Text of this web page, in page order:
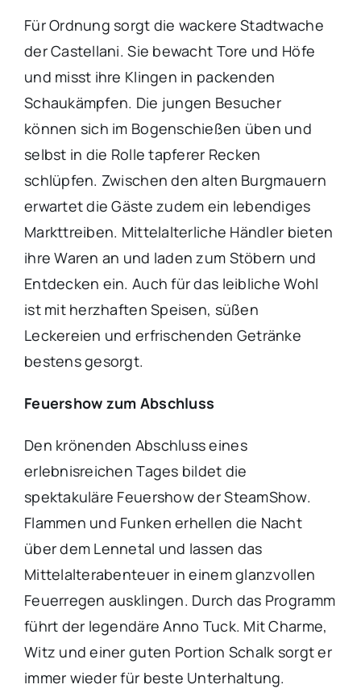
Für Ordnung sorgt die wackere Stadtwache
der Castellani. Sie bewacht Tore und Höfe
und misst ihre Klingen in packenden
Schaukämpfen. Die jungen Besucher
können sich im Bogenschießen üben und
selbst in die Rolle tapferer Recken
schlüpfen. Zwischen den alten Burgmauern
erwartet die Gäste zudem ein lebendiges
Markttreiben. Mittelalterliche Händler bieten
ihre Waren an und laden zum Stöbern und
Entdecken ein. Auch für das leibliche Wohl
ist mit herzhaften Speisen, süßen
Leckereien und erfrischenden Getränke
bestens gesorgt.
Feuershow zum Abschluss
Den krönenden Abschluss eines
erlebnisreichen Tages bildet die
spektakuläre Feuershow der SteamShow.
Flammen und Funken erhellen die Nacht
über dem Lennetal und lassen das
Mittelalterabenteuer in einem glanzvollen
Feuerregen ausklingen. Durch das Programm
führt der legendäre Anno Tuck. Mit Charme,
Witz und einer guten Portion Schalk sorgt er
immer wieder für beste Unterhaltung.